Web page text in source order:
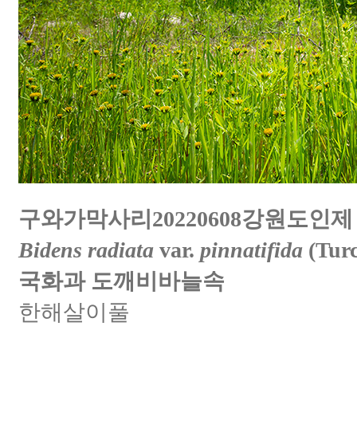
구와가막사리20220608강원도인제
Bidens radiata var. pinnatifida
국화과 도깨비바늘속
한해살이풀